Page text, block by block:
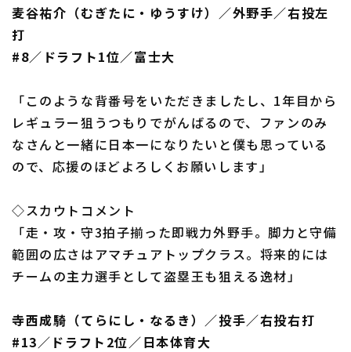
オリックス・バファローズ
福岡ソフトバンクホークス
設定
運営会社（別ウィンドウで開く） よくある質問
麦谷祐介（むぎたに・ゆうすけ）／外野手／右投左
打
#8／ドラフト1位／富士大
「このような背番号をいただきましたし、1年目から
レギュラー狙うつもりでがんばるので、ファンのみ
なさんと一緒に日本一になりたいと僕も思っている
ので、応援のほどよろしくお願いします」
◇スカウトコメント
「走・攻・守3拍子揃った即戦力外野手。脚力と守備
範囲の広さはアマチュアトップクラス。将来的には
チームの主力選手として盗塁王も狙える逸材」
寺西成騎（てらにし・なるき）／投手／右投右打
#13／ドラフト2位／日本体育大